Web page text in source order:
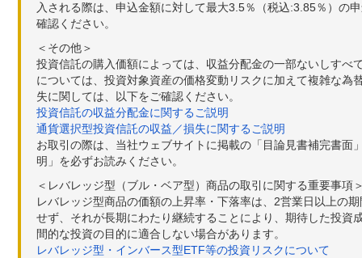
入される際は、申込金額に対して最大3.5％（税込:3.85％）の
確認ください。
＜その他＞
投資信託の購入価額によっては、収益分配金の一部ないしす
については、投資対象資産の価格変動リスクに加えて複雑な
失に関しては、以下をご確認ください。
投資信託の収益分配金に関するご説明
通貨選択型投資信託の収益／損失に関するご説明
お取引の際は、当社ウェブサイトに掲載の「目論見書補完書
明」を必ずお読みください。
＜レバレッジ型（ブル・ベア型）商品の取引に関する重要事項
レバレッジ型商品の価額の上昇率・下落率は、2営業日以上の
せず、それが長期にわたり継続することにより、期待した投
間的な投資の目的に適合しない場合があります。
レバレッジ型・インバース型ETF等の投資リスクについて